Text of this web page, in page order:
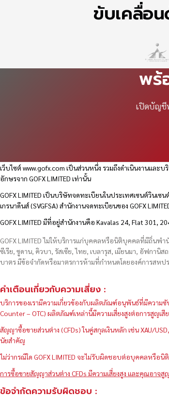
ขับเคลื่อ
พร้
เปิดบัญชี
เว็บไซต์www.gofx.com เป็นส่วนหนึ่ง รวมถึงดำเนินงานและ
อักษรจาก GOFX LIMITED เท่านั้น
GOFX LIMITED เป็นบริษัทจดทะเบียนในประเทศเซนต์วินเ
เกรนาดีนส์ (SVGFSA) สำนักงานจดทะเบียนของ GOFX
GOFX LIMITED มีที่อยู่สำนักงานคือ Kavalas 24, Flat 301,
GOFX LIMITED ไม่ให้บริการแก่บุคคลหรือนิติบุคคลที่มีถิ่นพ
ซีเรีย, ซูดาน, คิวบา, รัสเซีย, ไทย, เบลารุส, เมียนมา, อัฟกานิ
บาตร มีข้อจำกัดหรือมาตรการห้ามที่กำหนดโดยองค์การสห
คำเตือนเกี่ยวกับความเสี่ยง :
บริการของเรามีความเกี่ยวข้องกับผลิตภัณฑ์อนุพันธ์ที่มีความ
Counter – OTC) ผลิตภัณฑ์เหล่านี้มีความเสี่ยงสูงต่อการสูญเ
สัญญาซื้อขายส่วนต่าง (CFDs) ในคู่สกุลเงินหลัก เช่น XAU/
นัยสำคัญ
ไม่ว่ากรณีใด GOFX LIMITED จะไม่รับผิดชอบต่อบุคคลหรือ
การซื้อขายสัญญาส่วนต่าง CFDs มีความเสี่ยงสูง และคุณอาจสู
ข้อจำกัดความรับผิดชอบ :